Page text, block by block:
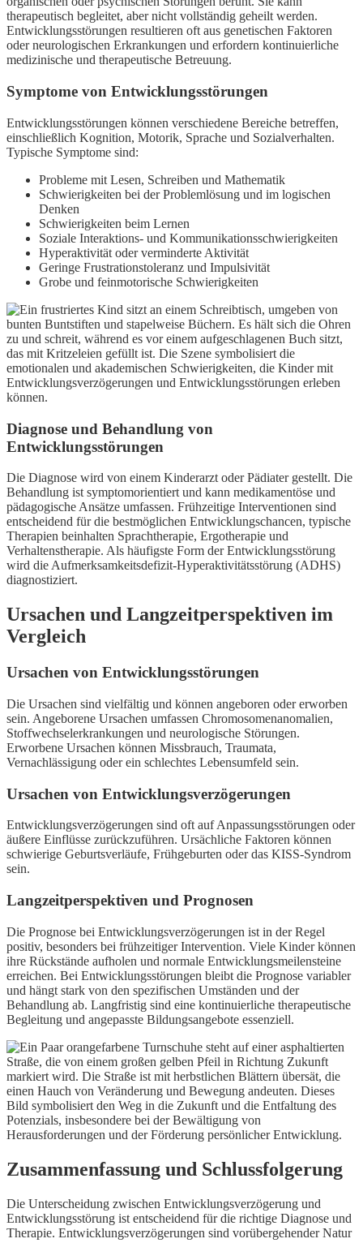
therapeutisch begleitet, aber nicht vollständig geheilt werden.
Entwicklungsstörungen resultieren oft aus genetischen Faktoren
oder neurologischen Erkrankungen und erfordern kontinuierliche
medizinische und therapeutische Betreuung.
Symptome von Entwicklungsstörungen
Entwicklungsstörungen können verschiedene Bereiche betreffen,
einschließlich Kognition, Motorik, Sprache und Sozialverhalten.
Typische Symptome sind:
Probleme mit Lesen, Schreiben und Mathematik
Schwierigkeiten bei der Problemlösung und im logischen
Denken
Schwierigkeiten beim Lernen
Soziale Interaktions- und Kommunikationsschwierigkeiten
Hyperaktivität oder verminderte Aktivität
Geringe Frustrationstoleranz und Impulsivität
Grobe und feinmotorische Schwierigkeiten
Diagnose und Behandlung von
Entwicklungsstörungen
Die Diagnose wird von einem Kinderarzt oder Pädiater gestellt. Die
Behandlung ist symptomorientiert und kann medikamentöse und
pädagogische Ansätze umfassen. Frühzeitige Interventionen sind
entscheidend für die bestmöglichen Entwicklungschancen, typische
Therapien beinhalten Sprachtherapie, Ergotherapie und
Verhaltenstherapie. Als häufigste Form der Entwicklungsstörung
wird die Aufmerksamkeitsdefizit-Hyperaktivitätsstörung (ADHS)
diagnostiziert.
Ursachen und Langzeitperspektiven im
Vergleich
Ursachen von Entwicklungsstörungen
Die Ursachen sind vielfältig und können angeboren oder erworben
sein. Angeborene Ursachen umfassen Chromosomenanomalien,
Stoffwechselerkrankungen und neurologische Störungen.
Erworbene Ursachen können Missbrauch, Traumata,
Vernachlässigung oder ein schlechtes Lebensumfeld sein.
Ursachen von Entwicklungsverzögerungen
Entwicklungsverzögerungen sind oft auf Anpassungsstörungen oder
äußere Einflüsse zurückzuführen. Ursächliche Faktoren können
schwierige Geburtsverläufe, Frühgeburten oder das KISS-Syndrom
sein.
Langzeitperspektiven und Prognosen
Die Prognose bei Entwicklungsverzögerungen ist in der Regel
positiv, besonders bei frühzeitiger Intervention. Viele Kinder können
ihre Rückstände aufholen und normale Entwicklungsmeilensteine
erreichen. Bei Entwicklungsstörungen bleibt die Prognose variabler
und hängt stark von den spezifischen Umständen und der
Behandlung ab. Langfristig sind eine kontinuierliche therapeutische
Begleitung und angepasste Bildungsangebote essenziell.
Zusammenfassung und Schlussfolgerung
Die Unterscheidung zwischen Entwicklungsverzögerung und
Entwicklungsstörung ist entscheidend für die richtige Diagnose und
Therapie. Entwicklungsverzögerungen sind vorübergehender Natur